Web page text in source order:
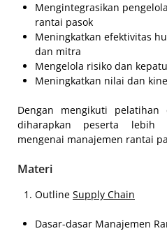
Mengintegrasikan
rantai pasok
Meningkatkan efektivitas
dan mitra
Mengelola risiko dan
Meningkatkan nilai dan
Dengan mengikuti pelatihan
diharapkan peserta lebih
mengenai manajemen rantai
Materi
Outline Supply Chain
Dasar-dasar Manajemen